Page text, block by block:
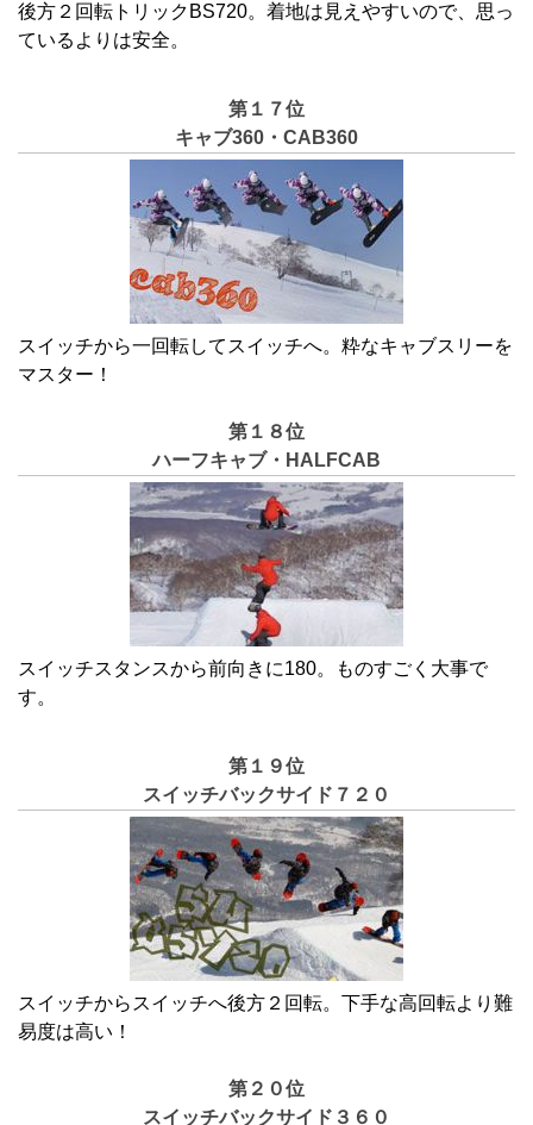
後方２回転トリックBS720。着地は見えやすいので、思っ
ているよりは安全。
第１７位
キャブ360・CAB360
スイッチから一回転してスイッチへ。粋なキャブスリーを
マスター！
第１８位
ハーフキャブ・HALFCAB
スイッチスタンスから前向きに180。ものすごく大事で
す。
第１９位
スイッチバックサイド７２０
スイッチからスイッチへ後方２回転。下手な高回転より難
易度は高い！
第２０位
スイッチバックサイド３６０